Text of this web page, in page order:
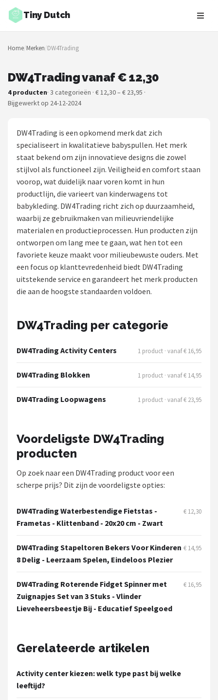
Tiny Dutch
Zoeken
NAVIGATIE
Merken
Speelgoed
Knuffel Cadeaus
Babykleding Cadeaus
Blokken
POPULAIRE MERKEN
Jollein
Chouette-Chouette
Little Dutch
Stokke
Funnies.
Alle merken →
Home/Merken/DW4Trading
DW4Trading vanaf € 12,30
4 producten· 3 categorieën · € 12,30 – € 23,95 ·
Bijgewerkt op 24-12-2024
DW4Trading is een opkomend merk dat zich
specialiseert in kwalitatieve babyspullen. Het merk
staat bekend om zijn innovatieve designs die zowel
stijlvol als functioneel zijn. Veiligheid en comfort staan
voorop, wat duidelijk naar voren komt in hun
productlijn, die varieert van kinderwagens tot
babykleding. DW4Trading richt zich op duurzaamheid,
waarbij ze gebruikmaken van milieuvriendelijke
materialen en productieprocessen. Hun producten zijn
ontworpen om lang mee te gaan, wat hen tot een
favoriete keuze maakt voor milieubewuste ouders. Met
een focus op klanttevredenheid biedt DW4Trading
uitstekende service en garandeert het merk producten
die aan de hoogste standaarden voldoen.
DW4Trading per categorie
DW4Trading Activity Centers 1 product · vanaf € 16,95
DW4Trading Blokken 1 product · vanaf € 14,95
DW4Trading Loopwagens 1 product · vanaf € 23,95
Voordeligste DW4Trading
producten
Op zoek naar een DW4Trading product voor een
scherpe prijs? Dit zijn de voordeligste opties:
DW4Trading Waterbestendige Fietstas -
Frametas - Klittenband - 20x20 cm - Zwart
€ 12,30
DW4Trading Stapeltoren Bekers Voor Kinderen
8 Delig - Leerzaam Spelen, Eindeloos Plezier
€ 14,95
DW4Trading Roterende Fidget Spinner met
Zuignapjes Set van 3 Stuks - Vlinder
Lieveheersbeestje Bij - Educatief Speelgoed
€ 16,95
Gerelateerde artikelen
Activity center kiezen: welk type past bij welke
leeftijd?